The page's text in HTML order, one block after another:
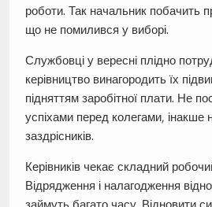
роботи. Так начальник побачить
що не помилився у виборі.
Службовці у вересні плідно
керівництво винагородить їх
підняттям заробітної плати. Не
успіхами перед колегами, інакше
заздрісників.
Керівників чекає складний
Відрядження і налагодження
займуть багато часу. Відновити